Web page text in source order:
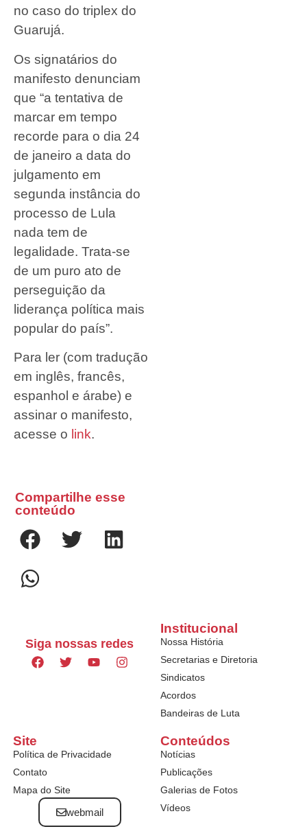
no caso do triplex do
Guarujá.
Os signatários do
manifesto denunciam
que “a tentativa de
marcar em tempo
recorde para o dia 24
de janeiro a data do
julgamento em
segunda instância do
processo de Lula
nada tem de
legalidade. Trata-se
de um puro ato de
perseguição da
liderança política mais
popular do país”.
Para ler (com tradução
em inglês, francês,
espanhol e árabe) e
assinar o manifesto,
acesse o link.
Compartilhe esse
conteúdo
Siga nossas redes
Institucional
Nossa História
Secretarias e Diretoria
Sindicatos
Acordos
Bandeiras de Luta
Site
Política de Privacidade
Contato
Mapa do Site
webmail
Conteúdos
Notícias
Publicações
Galerias de Fotos
Vídeos